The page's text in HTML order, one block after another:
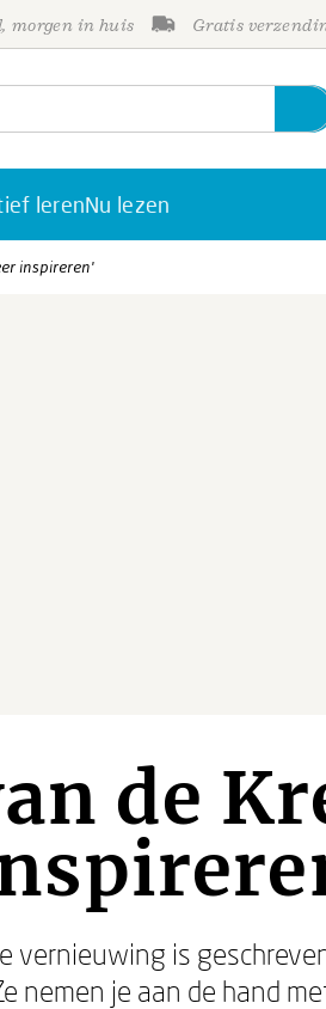
morgen in huis Gratis
lerenNu lezen
inspireren'
de
vernieuwing is
nemen je aan de hand